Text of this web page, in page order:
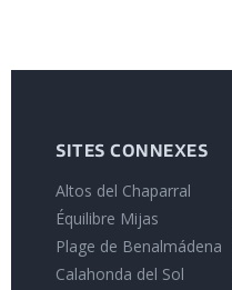
SITES CONNEXES
Altos del Chaparral
Équilibre Mijas
Plage de Benalmádena
Calahonda del Sol